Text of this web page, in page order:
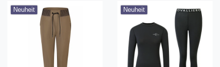
Neuheit Neuheit